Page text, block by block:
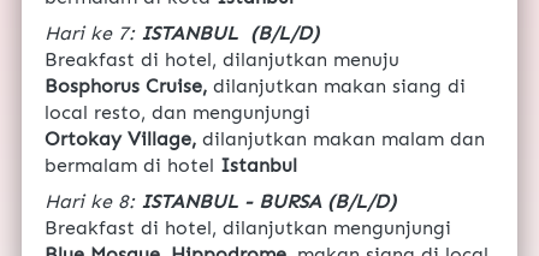
Hari ke 7: ISTANBUL  (B/L/D)
Bosphorus Cruise, dilanjutkan makan siang di
local resto, dan mengunjungi
Ortokay Village, dilanjutkan makan malam dan
bermalam di hotel Istanbul
Hari ke 8: ISTANBUL - BURSA (B/L/D)